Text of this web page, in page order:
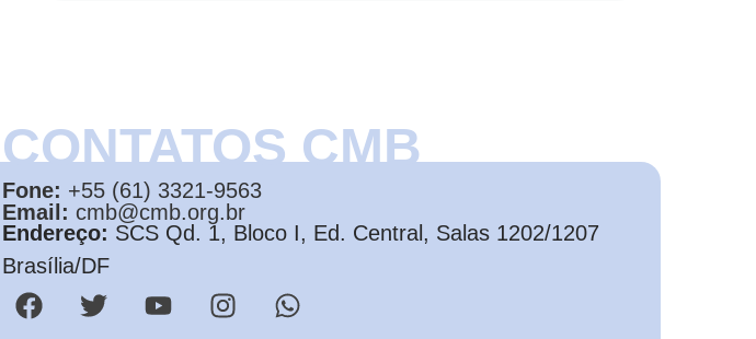
CONTATOS CMB
Fone: +55 (61) 3321-9563
Email: cmb@cmb.org.br
Endereço: SCS Qd. 1, Bloco I, Ed. Central, Salas 1202/1207
Brasília/DF